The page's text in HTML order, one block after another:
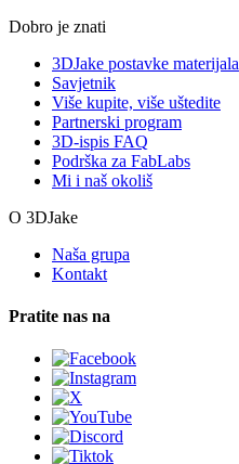
Dobro je znati
3DJake postavke materijala
Savjetnik
Više kupite, više uštedite
Partnerski program
3D-ispis FAQ
Podrška za FabLabs
Mi i naš okoliš
O 3DJake
Naša grupa
Kontakt
Pratite nas na